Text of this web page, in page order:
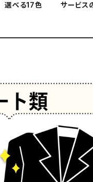
選べる17色 サービス